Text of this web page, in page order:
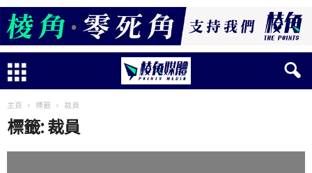
主頁 標籤 裁員
標籤: 裁員